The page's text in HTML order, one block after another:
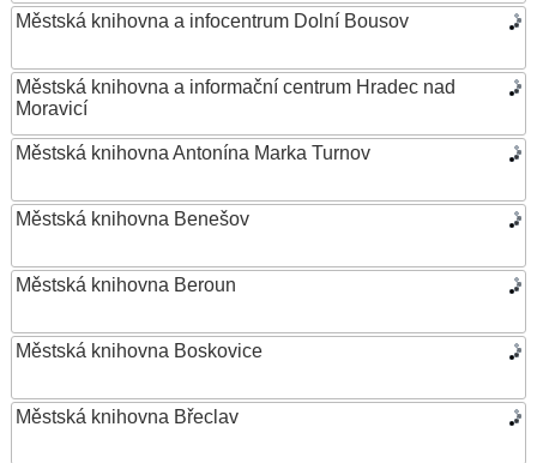
Městská knihovna a infocentrum Dolní Bousov
Městská knihovna a informační centrum Hradec nad
Moravicí
Městská knihovna Antonína Marka Turnov
Městská knihovna Benešov
Městská knihovna Beroun
Městská knihovna Boskovice
Městská knihovna Břeclav